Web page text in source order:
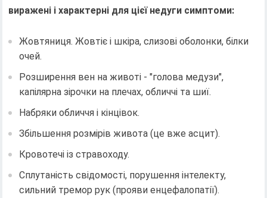
виражені і характерні для цієї недуги симптоми:
Жовтяниця. Жовтіє і шкіра, слизові оболонки, білки
очей.
Розширення вен на животі - "голова медузи",
капілярна зірочки на плечах, обличчі та шиї.
Набряки обличчя і кінцівок.
Збільшення розмірів живота (це вже асцит).
Кровотечі із стравоходу.
Сплутаність свідомості, порушення інтелекту,
сильний тремор рук (прояви енцефалопатії).